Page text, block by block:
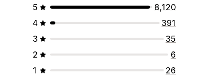
5
8,120
4
391
3
35
2
6
1
26